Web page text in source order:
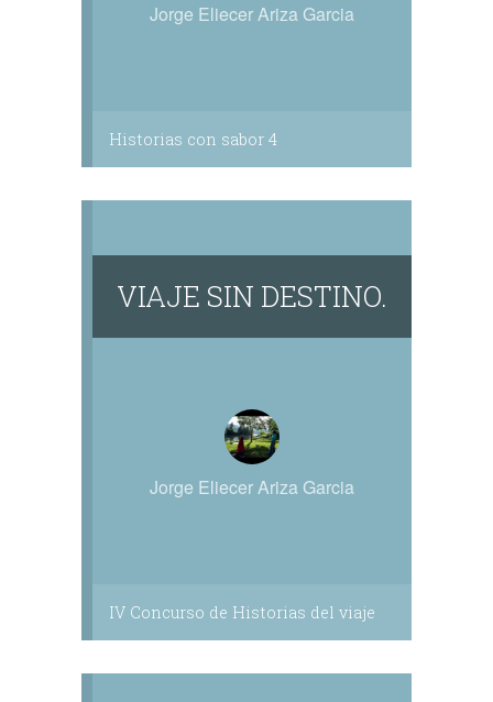
Jorge Eliecer Ariza Garcia
Historias con sabor 4
VIAJE SIN DESTINO.
Jorge Eliecer Ariza Garcia
IV Concurso de Historias del viaje